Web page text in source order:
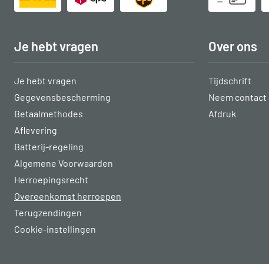
Je hebt vragen
Je hebt vragen
Gegevensbescherming
Betaalmethodes
Aflevering
Batterij-regeling
Algemene Voorwaarden
Herroepingsrecht
Overeenkomst herroepen
Terugzendingen
Cookie-instellingen
Over ons
Tijdschrift
Neem contact
Afdruk